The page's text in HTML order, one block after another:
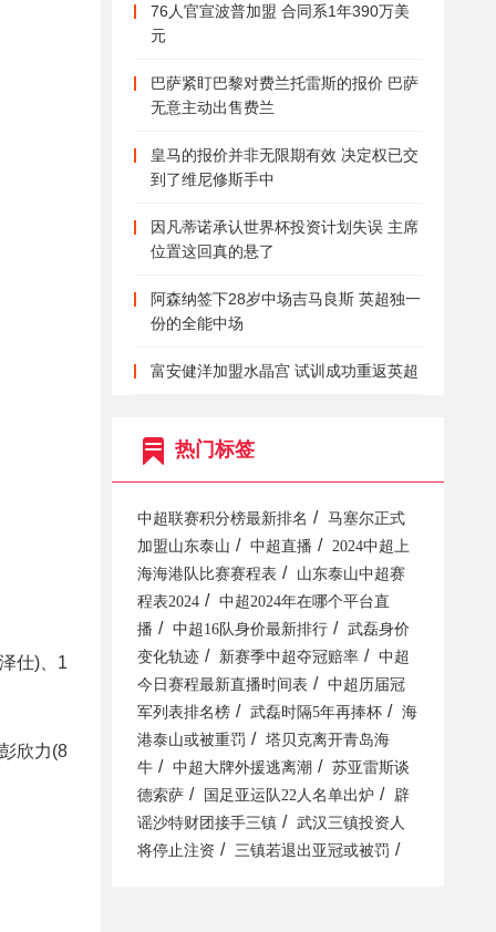
仕)、1
欣力(8
76人官宣波普加盟 合同系1年390万美
元
巴萨紧盯巴黎对费兰托雷斯的报价 巴萨
无意主动出售费兰
皇马的报价并非无限期有效 决定权已交
到了维尼修斯手中
因凡蒂诺承认世界杯投资计划失误 主席
位置这回真的悬了
阿森纳签下28岁中场吉马良斯 英超独一
份的全能中场
富安健洋加盟水晶宫 试训成功重返英超
热门标签
中超联赛积分榜最新排名 /
马塞尔正式
加盟山东泰山 / 中超直播 /
2024中超上
海海港队比赛赛程表 /
山东泰山中超赛
程表2024 /
中超2024年在哪个平台直
播 / 中超16队身价最新排行 /
武磊身价
变化轨迹 / 新赛季中超夺冠赔率 /
中超
今日赛程最新直播时间表 /
中超历届冠
军列表排名榜 / 武磊时隔5年再捧杯 /
海
港泰山或被重罚 /
塔贝克离开青岛海
牛 / 中超大牌外援逃离潮 /
苏亚雷斯谈
德索萨 / 国足亚运队22人名单出炉 /
辟
谣沙特财团接手三镇 /
武汉三镇投资人
将停止注资 / 三镇若退出亚冠或被罚 /